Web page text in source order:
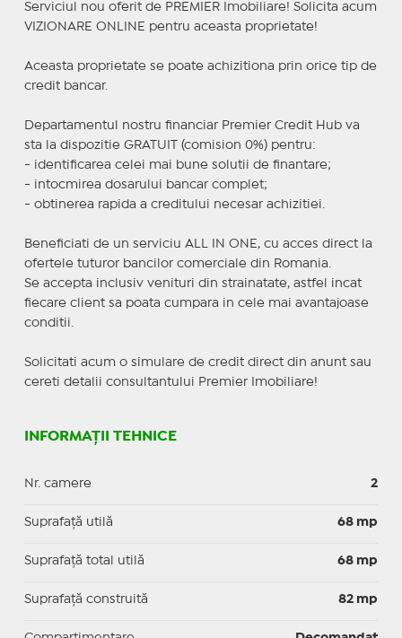
Serviciul nou oferit de PREMIER Imobiliare! Solicita acum
VIZIONARE ONLINE pentru aceasta proprietate!
Aceasta proprietate se poate achizitiona prin orice tip de
credit bancar.
Departamentul nostru financiar Premier Credit Hub va
sta la dispozitie GRATUIT (comision 0%) pentru:
- identificarea celei mai bune solutii de finantare;
- intocmirea dosarului bancar complet;
- obtinerea rapida a creditului necesar achizitiei.
Beneficiati de un serviciu ALL IN ONE, cu acces direct la
ofertele tuturor bancilor comerciale din Romania.
Se accepta inclusiv venituri din strainatate, astfel incat
fiecare client sa poata cumpara in cele mai avantajoase
conditii.
Solicitati acum o simulare de credit direct din anunt sau
cereti detalii consultantului Premier Imobiliare!
INFORMAȚII TEHNICE
Nr. camere 2
Suprafaţă utilă 68 mp
Suprafaţă total utilă 68 mp
Suprafaţă construită 82 mp